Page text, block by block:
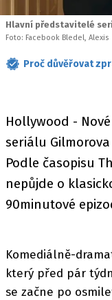
Hlavní představitelé
Foto: Facebook Bledel, Alexis
Proč důvěřovat
Hollywood -
seriálu
Podle časopisu
nepůjde o
90minutové
Komediálně-
který před pár
se začne po